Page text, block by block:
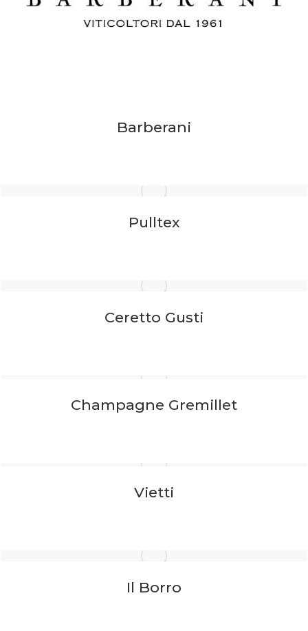
Barberani
Pulltex
Ceretto Gusti
Champagne Gremillet
Vietti
Il Borro